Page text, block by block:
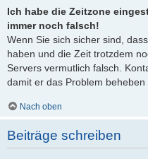
Ich habe die Zeitzone
immer noch falsch!
Wenn Sie sich sicher sind,
haben und die Zeit trotzdem
Servers vermutlich falsch.
damit er das Problem beheben
Nach oben
Beiträge schreiben